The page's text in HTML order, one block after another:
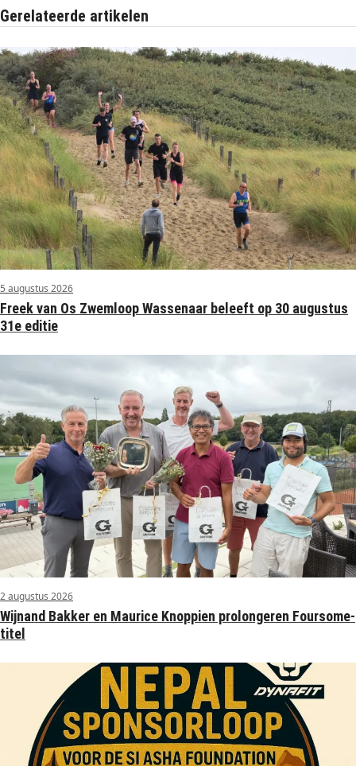
Gerelateerde artikelen
5 augustus 2026
Freek van Os Zwemloop Wassenaar beleeft op 30 augustus
31e editie
2 augustus 2026
Wijnand Bakker en Maurice Knoppien prolongeren Foursome-
titel